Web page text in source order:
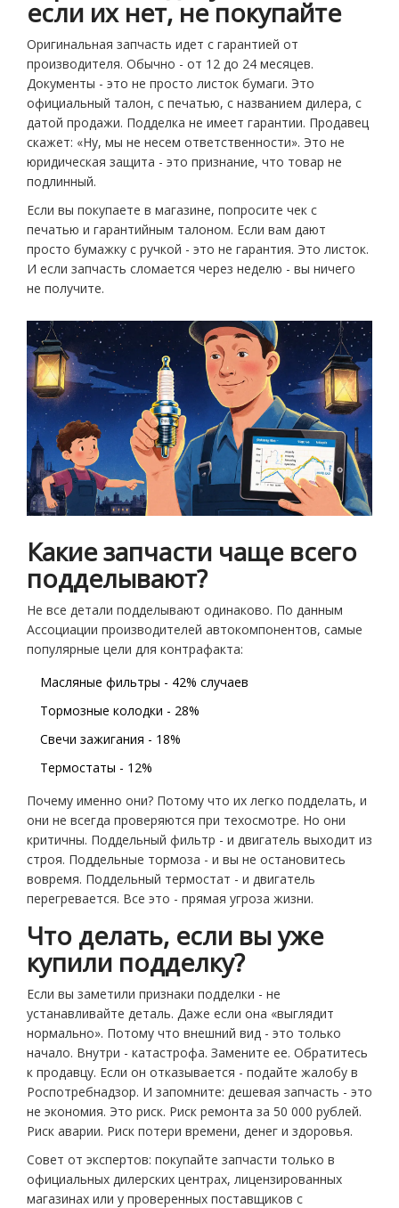
если их нет, не покупайте
Оригинальная запчасть идет с гарантией от
производителя. Обычно - от 12 до 24 месяцев.
Документы - это не просто листок бумаги. Это
официальный талон, с печатью, с названием дилера, с
датой продажи. Подделка не имеет гарантии. Продавец
скажет: «Ну, мы не несем ответственности». Это не
юридическая защита - это признание, что товар не
подлинный.
Если вы покупаете в магазине, попросите чек с
печатью и гарантийным талоном. Если вам дают
просто бумажку с ручкой - это не гарантия. Это листок.
И если запчасть сломается через неделю - вы ничего
не получите.
Какие запчасти чаще всего
подделывают?
Не все детали подделывают одинаково. По данным
Ассоциации производителей автокомпонентов, самые
популярные цели для контрафакта:
Масляные фильтры - 42% случаев
Тормозные колодки - 28%
Свечи зажигания - 18%
Термостаты - 12%
Почему именно они? Потому что их легко подделать, и
они не всегда проверяются при техосмотре. Но они
критичны. Поддельный фильтр - и двигатель выходит из
строя. Поддельные тормоза - и вы не остановитесь
вовремя. Поддельный термостат - и двигатель
перегревается. Все это - прямая угроза жизни.
Что делать, если вы уже
купили подделку?
Если вы заметили признаки подделки - не
устанавливайте деталь. Даже если она «выглядит
нормально». Потому что внешний вид - это только
начало. Внутри - катастрофа. Замените ее. Обратитесь
к продавцу. Если он отказывается - подайте жалобу в
Роспотребнадзор. И запомните: дешевая запчасть - это
не экономия. Это риск. Риск ремонта за 50 000 рублей.
Риск аварии. Риск потери времени, денег и здоровья.
Совет от экспертов: покупайте запчасти только в
официальных дилерских центрах, лицензированных
магазинах или у проверенных поставщиков с